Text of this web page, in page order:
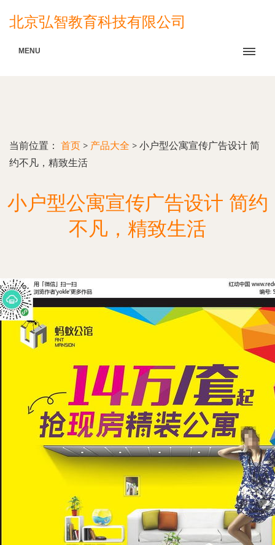
北京弘智教育科技有限公司
MENU
当前位置： 首页 > 产品大全 > 小户型公寓宣传广告设计 简
约不凡，精致生活
小户型公寓宣传广告设计 简约
不凡，精致生活